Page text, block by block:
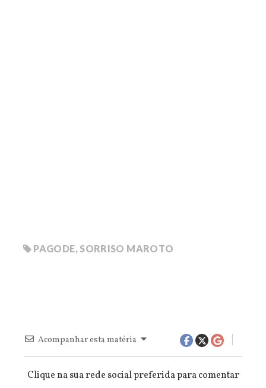
PAGODE, SORRISO MAROTO
Acompanhar esta matéria
Clique na sua rede social preferida para comentar